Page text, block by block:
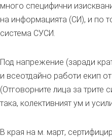
много специфични
на информацията (СИ), и по
система СУСИ.
Под напрежение (заради
и всеотдайно работи екип
(Отговорните лица за
така, колективният ум и
В края на м. март,